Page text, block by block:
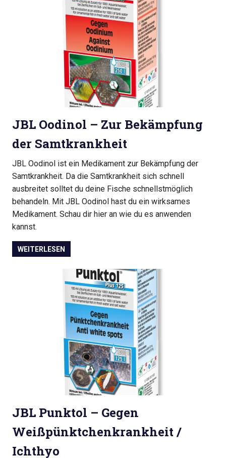
JBL Oodinol – Zur Bekämpfung
der Samtkrankheit
JBL Oodinol ist ein Medikament zur Bekämpfung der
Samtkrankheit. Da die Samtkrankheit sich schnell
ausbreitet solltet du deine Fische schnellstmöglich
behandeln. Mit JBL Oodinol hast du ein wirksames
Medikament. Schau dir hier an wie du es anwenden
kannst.
WEITERLESEN
JBL Punktol – Gegen
Weißpünktchenkrankheit /
Ichthyo